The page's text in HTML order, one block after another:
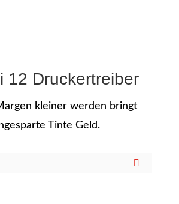
12 Druckertreiber
kleiner werden bringt
Tinte Geld.